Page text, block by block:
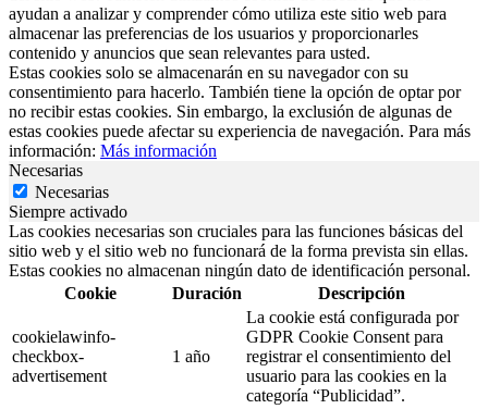
ayudan a analizar y comprender cómo utiliza este sitio web para
almacenar las preferencias de los usuarios y proporcionarles
contenido y anuncios que sean relevantes para usted.
Estas cookies solo se almacenarán en su navegador con su
consentimiento para hacerlo. También tiene la opción de optar por
no recibir estas cookies. Sin embargo, la exclusión de algunas de
estas cookies puede afectar su experiencia de navegación. Para más
información: Más información
Necesarias
Necesarias
Siempre activado
Las cookies necesarias son cruciales para las funciones básicas del
sitio web y el sitio web no funcionará de la forma prevista sin ellas.
Estas cookies no almacenan ningún dato de identificación personal.
Cookie
Duración Descripción
cookielawinfo-
checkbox-
advertisement
1 año
La cookie está configurada por
GDPR Cookie Consent para
registrar el consentimiento del
usuario para las cookies en la
categoría “Publicidad”.